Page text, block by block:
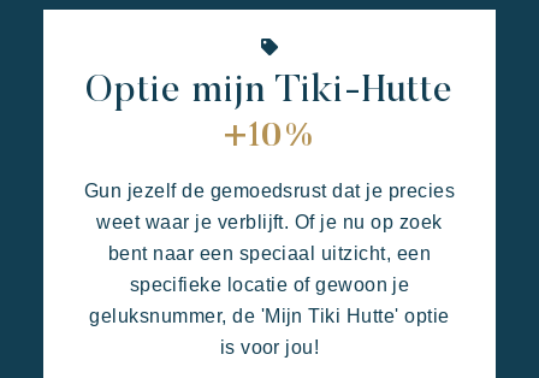
Optie mijn Tiki-Hutte
+10%
Gun jezelf de gemoedsrust dat je precies
weet waar je verblijft. Of je nu op zoek
bent naar een speciaal uitzicht, een
specifieke locatie of gewoon je
geluksnummer, de 'Mijn Tiki Hutte' optie
is voor jou!